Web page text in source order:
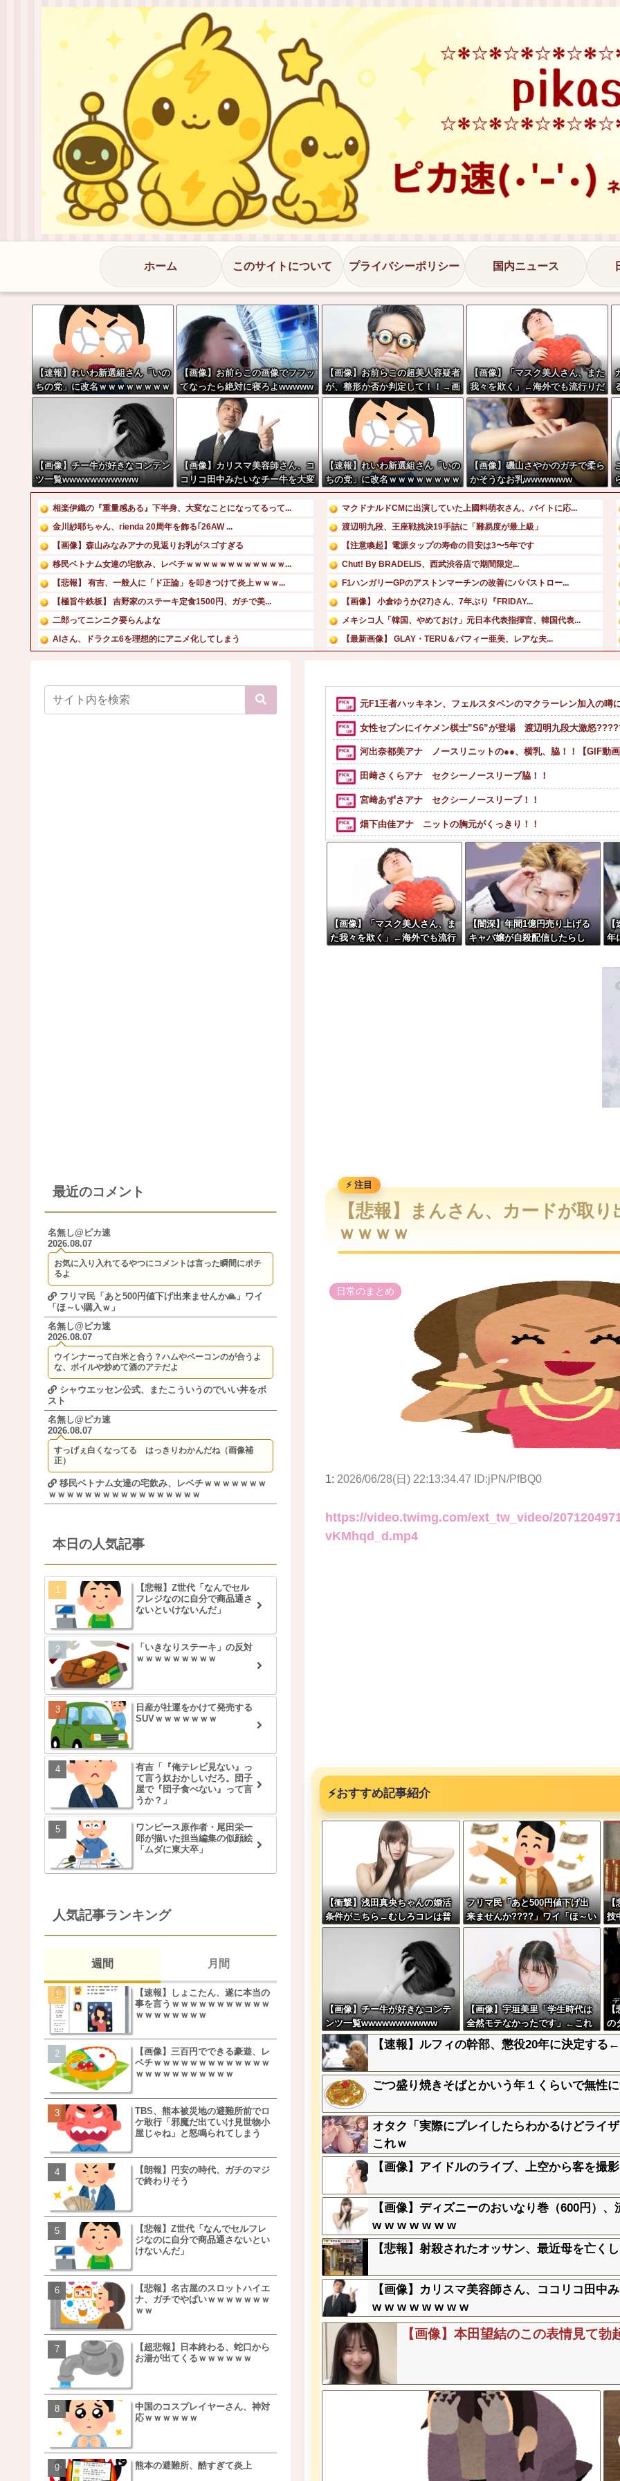
ホーム このサイトについて プライバシーポリシー 国内ニュース
【速報】れいわ新選組さん「いの
ちの党」に改名ｗｗｗｗｗｗｗｗ
【画像】お前らこの画像でフフッ
てなったら絶対に寝ろよwwwww
w
【画像】お前らこの超美人容疑者
が、整形か否か判定して！！→画
像がこちらw w w w w w w w w
【画像】「マスク美人さん、また
我々を欺く」←海外でも流行りだ
した結果がこちらw w w w w w
w
【画像】チー牛が好きなコンテン
ツ一覧wwwwwwwwwww
【画像】カリスマ美容師さん、コ
コリコ田中みたいなチー牛を大変
身させた結果がこちらw w w w
w w w w w w w
【速報】れいわ新選組さん「いの
ちの党」に改名ｗｗｗｗｗｗｗｗ
【画像】磯山さやかのガチで柔ら
かそうなお乳wwwwwww
相楽伊織の『重量感ある』下半身、大変なことになってるって...
金川紗耶ちゃん、rienda 20周年を飾る｢26AW ...
【画像】森山みなみアナの見返りお乳がスゴすぎる
移民ベトナム女達の宅飲み、レベチｗｗｗｗｗｗｗｗｗｗｗｗ...
【悲報】 有吉、一般人に「ド正論」を叩きつけて炎上ｗｗｗ...
【極旨牛鉄板】 吉野家のステーキ定食1500円、ガチで美...
二郎ってニンニク要らんよな
AIさん、ドラクエ6を理想的にアニメ化してしまう
鈴木奈々「垂れてたバストが上がった！」「今が一番バスト大...
森香澄、下着姿で美ボディー披露 「ピーチ・ジョン」秋ラン...
マクドナルドCMに出演していた上國料萌衣さん、バイトに応...
渡辺明九段、王座戦挑決19手詰に「難易度が最上級」
【注意喚起】電源タップの寿命の目安は3〜5年です
Chut! By BRADELIS、西武渋谷店で期間限定...
F1ハンガリーGPのアストンマーチンの改善にパパストロー...
【画像】 小倉ゆうか(27)さん、7年ぶり『FRIDAY...
メキシコ人「韓国、やめておけ」元日本代表指揮官、韓国代表...
【最新画像】 GLAY・TERU＆パフィー亜美、レアな夫...
所ジョージの嫌いな食べ物：シュークリーム
長瀬智也がスネハラを謝罪「47歳にもなって短パンを履き…...
元F1王者ハッキネン、フェルスタペンのマクラーレン加入の噂
女性セブンにイケメン棋士”S6”が登場 渡辺明九段大激怒
河出奈都美アナ ノースリニットの●●、横乳、脇！！【GIF動
田﨑さくらアナ セクシーノースリーブ脇！！
宮﨑あずさアナ セクシーノースリーブ！！
畑下由佳アナ ニットの胸元がくっきり！！
【速報】ルフィの幹部、懲役20年に決定する←コレは妥当か？
三児のパパ『父さんな、動画編集で食っていこうと思うんだ』
福田雄一「新ケロロに福田組が出ます！」→爆死 ちいかわの
シャウエッセン公式、またこういうのでいい丼をポスト
【画像】令和最新版の宇垣美里さん←こう言うのでいいんだよ
【動画】野菜売りのおじさんにドローンを特攻させるおそロシ
【画像】「マスク美人さん、ま
た我々を欺く」←海外でも流行
【闇深】年間1億円売り上げる
キャバ嬢が自殺配信したらし
【
年
【悲報】まんさん、カードが取
ｗｗｗｗ
日常のまとめ
1: 2026/06/28(日) 22:13:34.47 ID:jPN/PfBQ0
https://video.twimg.com/ext_tw_video/
vKMhqd_d.mp4
⚡おすすめ記事紹介
【衝撃】浅田真央ちゃんの婚活
条件がこちら←むしろコレは普
通じゃね？w w w w w w w w
フリマ民「あと500円値下げ出
来ませんか????」ワイ「ほ～い
購入ｗ」
【
技
る
【画像】チー牛が好きなコンテ
ンツ一覧wwwwwwwwwww
【画像】宇垣美里「学生時代は
全然モテなかったです」←これ
ほんまかぁ？w w w w w w w w
の
ｗ
【速報】ルフィの幹部、懲役20年に決定す
ごつ盛り焼きそばとかいう年１くらいで無性
オタク「実際にプレイしたらわかるけどライ
これｗ
【画像】アイドルのライブ、上空から客を撮
【画像】ディズニーのおいなり巻（600円）
w w w w w w w
【悲報】射殺されたオッサン、最近母を亡く
【画像】カリスマ美容師さん、ココリコ田中
w w w w w w w w
【画像】本田望結のこの表情見て
最近のコメント
名無し@ピカ速
2026.08.07
お気に入り入れてるやつにコメントは言った瞬間にポチ
るよ
フリマ民「あと500円値下げ出来ませんか🙏」ワイ
「ほ～い購入ｗ」
名無し@ピカ速
2026.08.07
ウインナーって白米と合う？ハムやベーコンのが合うよ
な、ボイルや炒めて酒のアテだよ
シャウエッセン公式、またこういうのでいい丼をポ
スト
名無し@ピカ速
2026.08.07
すっげぇ白くなってる はっきりわかんだね（画像補
正）
移民ベトナム女達の宅飲み、レベチｗｗｗｗｗｗｗ
ｗｗｗｗｗｗｗｗｗｗｗｗｗｗｗｗｗ
本日の人気記事
【悲報】Z世代「なんでセル
フレジなのに自分で商品通さ
ないといけないんだ」
「いきなりステーキ」の反対
ｗｗｗｗｗｗｗｗｗ
日産が社運をかけて発売する
SUVｗｗｗｗｗｗｗ
有吉「『俺テレビ見ない』っ
て言う奴おかしいだろ。団子
屋で『団子食べない』って言
うか？」
ワンピース原作者・尾田栄一
郎が描いた担当編集の似顔絵
「ムダに東大卒」
人気記事ランキング
週間
【速報】しょこたん、遂に本当の
事を言うｗｗｗｗｗｗｗｗｗｗｗ
ｗｗｗｗｗｗｗｗ
【画像】三百円でできる豪遊、レ
ベチｗｗｗｗｗｗｗｗｗｗｗｗｗ
ｗｗｗｗｗｗｗｗｗｗｗ
TBS、熊本被災地の避難所前でロ
ケ敢行「邪魔だ出ていけ見世物小
屋じゃね」と怒鳴られてしまう
【朗報】円安の時代、ガチのマジ
で終わりそう
【悲報】Z世代「なんでセルフレ
ジなのに自分で商品通さないとい
けないんだ」
【悲報】名古屋のスロットハイエ
ナ、ガチでやばいｗｗｗｗｗｗｗ
ｗｗ
【超悲報】日本終わる、蛇口から
お湯が出てくるｗｗｗｗｗｗ
中国のコスプレイヤーさん、神対
応ｗｗｗｗｗｗ
熊本の避難所、酷すぎて炎上
月間
松本若菜(42歳)とかいう突然現れ
た美人おばさん女優ｗｗｗｗｗｗ
ｗ
鬼越トマホーク良ちゃん、吉本を
事実上のクビにｗｗｗ
【画像】キモいオジサンが着てる
服一覧がこちらｗｗｗｗｗｗｗｗ
ｗ
【速報】しょこたん、遂に本当の
【朗報】NOギルティ炭酸、登場
ｗｗｗｗｗｗｗｗｗｗｗｗ
【画像】例の梨を5000個失った農
家さん、少し流れが変わってくる
【悲報】日本、ついに駅そばの値
段が限界突破ｗｗｗｗｗｗｗｗｗ
【悲報】すき家、炎上ｗｗｗｗｗ
【画像】三百円でできる豪遊、レ